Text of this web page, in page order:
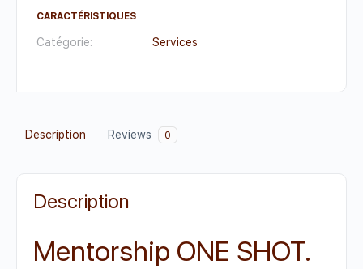
CARACTÉRISTIQUES
Catégorie: Services
Description Reviews 0
Description
Mentorship ONE SHOT.